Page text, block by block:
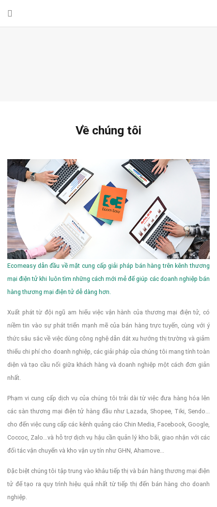
Về chúng tôi
Ecomeasy dẫn đầu về mặt cung cấp giải pháp bán hàng trên kênh thương
mại điện tử khi luôn tìm những cách mới mẻ để giúp các doanh nghiệp bán
hàng thương mại điện tử dễ dàng hơn.
Xuất phát từ đội ngũ am hiểu việc vận hành của thương mại điện tử, có
niềm tin vào sự phát triển mạnh mẽ của bán hàng trực tuyến, cùng với ý
thức sâu sắc về việc dùng công nghệ dẫn dắt xu hướng thị trường và giảm
thiểu chi phí cho doanh nghiệp, các giải pháp của chúng tôi mang tính toàn
diện và tạo cầu nối giữa khách hàng và doanh nghiệp một cách đơn giản
nhất.
Phạm vi cung cấp dịch vụ của chúng tôi trải dài từ việc đưa hàng hóa lên
các sàn thương mại điện tử hàng đầu như Lazada, Shopee, Tiki, Sendo...
cho đến việc cung cấp các kênh quảng cáo Chin Media, Facebook, Google,
Coccoc, Zalo...và hỗ trợ dịch vụ hậu cần quản lý kho bãi, giao nhận với các
đối tác vận chuyển và kho vận uy tín như GHN, Ahamove...
Đặc biệt chúng tôi tập trung vào khâu tiếp thị và bán hàng thương mại điện
tử để tạo ra quy trình hiệu quả nhất từ tiếp thị đến bán hàng cho doanh
nghiệp.